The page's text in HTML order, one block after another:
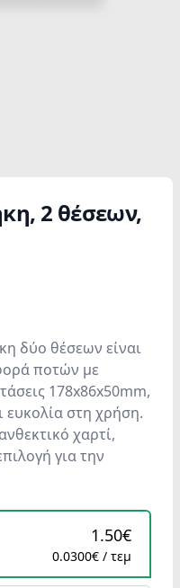
2 θέσεων,
δύο θέσεων είναι
ποτών με
178x86x50mm,
ευκολία στη χρήση.
χαρτί,
για την
1.50€
0.0300€ / τεμ